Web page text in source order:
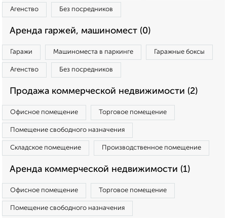
Агенство Без посредников
Аренда гаржей, машиномест (0)
Гаражи Машиноместа в паркинге Гаражные боксы
Агенство Без посредников
Продажа коммерческой недвижимости (2)
Офисное помещение Торговое помещение
Помещение свободного назначения
Складское помещение Производственное помещение
Аренда коммерческой недвижимости (1)
Офисное помещение Торговое помещение
Помещение свободного назначения